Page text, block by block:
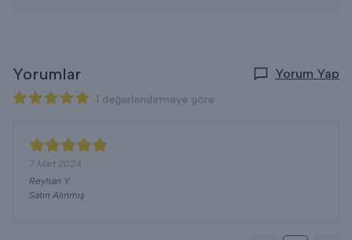
Yorumlar Yorum Yap
1 değerlendirmeye göre
7 Mart 2024
Reyhan Y.
Satın Alınmış